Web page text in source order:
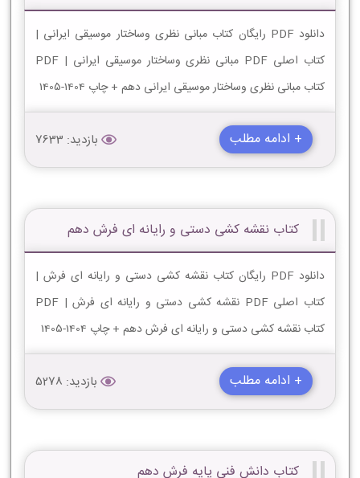
دانلود PDF رایگان کتاب مبانی نظری وساختار موسیقی ایرانی |
کتاب اصلی PDF مبانی نظری وساختار موسیقی ایرانی | PDF
کتاب مبانی نظری وساختار موسیقی ایرانی دهم + چاپ 1404-1405
+ ادامه مطلب بازدید: 7633
کتاب نقشه کشی دستی و رایانه ای فرش دهم
دانلود PDF رایگان کتاب نقشه کشی دستی و رایانه ای فرش |
کتاب اصلی PDF نقشه کشی دستی و رایانه ای فرش | PDF
کتاب نقشه کشی دستی و رایانه ای فرش دهم + چاپ 1404-1405
+ ادامه مطلب بازدید: 5278
کتاب دانش فنی پایه فرش دهم